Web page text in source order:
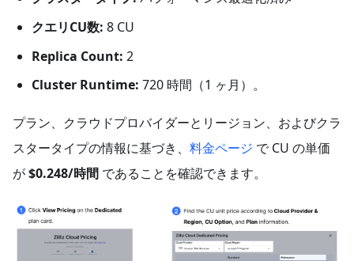
クエリCU数: 8 CU
Replica Count: 2
Cluster Runtime: 720 時間（1 ヶ月）。
プラン、クラウドプロバイダーとリージョン、およびクラ
スタータイプの情報に基づき、 料金ページ で CU の単価
が$0.248/時間 であることを確認できます。